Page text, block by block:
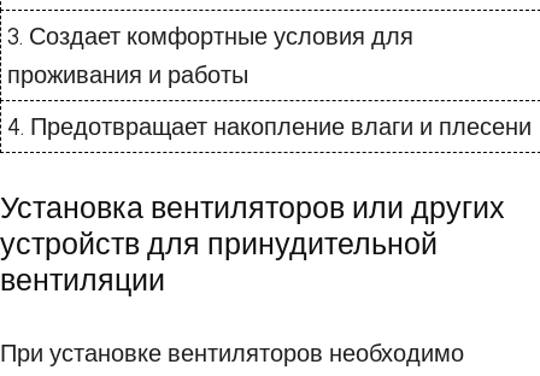
3. Создает комфортные условия для
проживания и работы
4. Предотвращает накопление влаги и плесени
Установка вентиляторов или других
устройств для принудительной
вентиляции
При установке вентиляторов необходимо